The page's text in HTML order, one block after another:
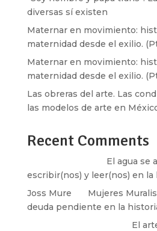
diversas sí existen
Maternar en movimiento:
maternidad desde el exilio.
Maternar en movimiento:
maternidad desde el exilio.
Las obreras del arte. Las
las modelos de arte en
Recent Comments
El agua se
escribir(nos) y leer(nos) en la
Joss Mure
Mujeres
deuda pendiente en la
El